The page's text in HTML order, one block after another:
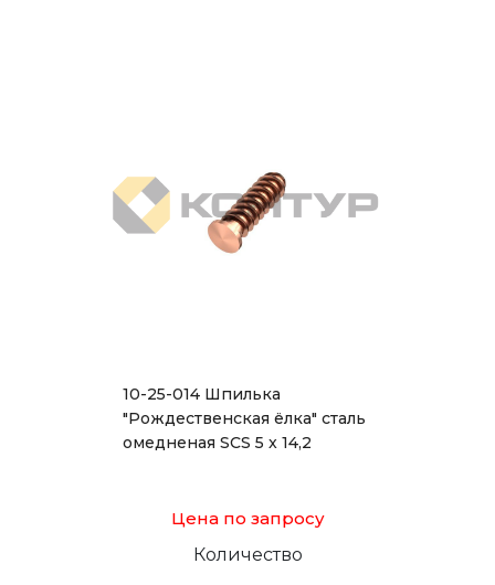
10-25-014 Шпилька
"Рождественская ёлка" сталь
омедненая SCS 5 x 14,2
Цена по запросу
Количество